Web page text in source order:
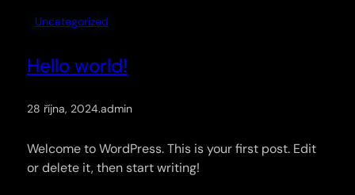
Uncategorized
Hello world!
28 října, 2024.admin
Welcome to WordPress. This is your first post. Edit
or delete it, then start writing!